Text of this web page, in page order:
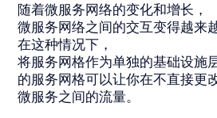
随着微服务网络的变化和增长，
微服务网络之间的交互变得越来
在这种情况下，
将服务网格作为单独的基础设施
的服务网格可以让你在不直接更
微服务之间的流量。